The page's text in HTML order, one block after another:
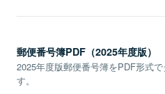
郵便番号簿PDF（2025年度版）
2025年度版郵便番号簿をPDF形式
す。